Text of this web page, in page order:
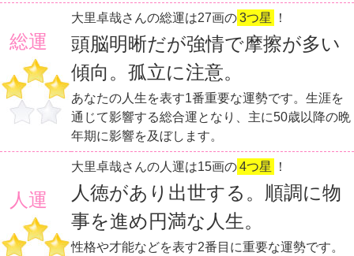
総運
大里卓哉さんの総運は27画の3つ星 ！
頭脳明晰だが強情で摩擦が多い
傾向。孤立に注意。
あなたの人生を表す1番重要な運勢です。生涯を
通じて影響する総合運となり、主に50歳以降の晩
年期に影響を及ぼします。
人運
大里卓哉さんの人運は15画の4つ星 ！
人徳があり出世する。順調に物
事を進め円満な人生。
性格や才能などを表す2番目に重要な運勢です。